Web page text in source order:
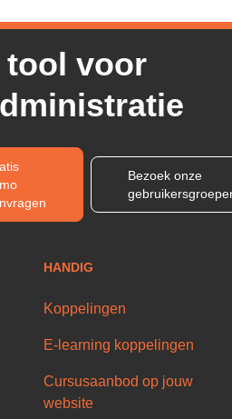
tool voor
Bezoek onze
HANDIG
Koppelingen
E-learning koppelingen
Cursusaanbod op jouw
website